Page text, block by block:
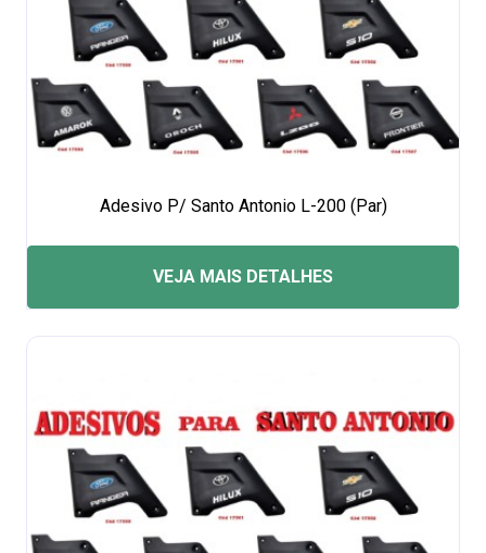
Adesivo P/ Santo Antonio L-200 (Par)
VEJA MAIS DETALHES